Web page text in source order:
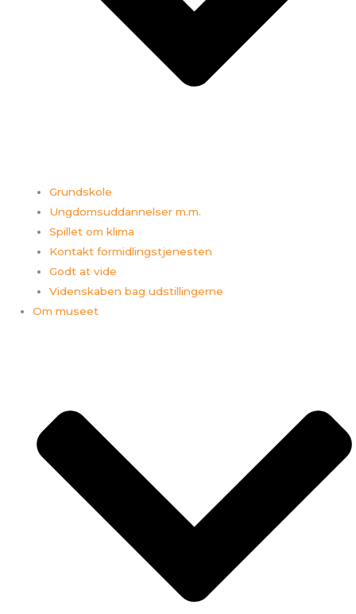
Grundskole
Ungdomsuddannelser m.m.
Spillet om klima
Kontakt formidlingstjenesten
Godt at vide
Videnskaben bag udstillingerne
Om museet